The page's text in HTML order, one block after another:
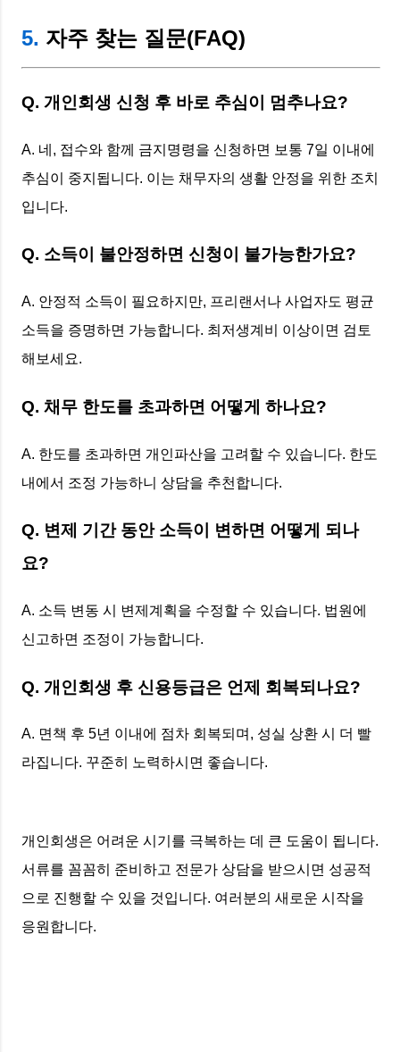
5. 자주 찾는 질문(FAQ)
Q. 개인회생 신청 후 바로 추심이 멈추나요?
A. 네, 접수와 함께 금지명령을 신청하면 보통 7일 이내에
추심이 중지됩니다. 이는 채무자의 생활 안정을 위한 조치
입니다.
Q. 소득이 불안정하면 신청이 불가능한가요?
A. 안정적 소득이 필요하지만, 프리랜서나 사업자도 평균
소득을 증명하면 가능합니다. 최저생계비 이상이면 검토
해보세요.
Q. 채무 한도를 초과하면 어떻게 하나요?
A. 한도를 초과하면 개인파산을 고려할 수 있습니다. 한도
내에서 조정 가능하니 상담을 추천합니다.
Q. 변제 기간 동안 소득이 변하면 어떻게 되나
요?
A. 소득 변동 시 변제계획을 수정할 수 있습니다. 법원에
신고하면 조정이 가능합니다.
Q. 개인회생 후 신용등급은 언제 회복되나요?
A. 면책 후 5년 이내에 점차 회복되며, 성실 상환 시 더 빨
라집니다. 꾸준히 노력하시면 좋습니다.
개인회생은 어려운 시기를 극복하는 데 큰 도움이 됩니다.
서류를 꼼꼼히 준비하고 전문가 상담을 받으시면 성공적
으로 진행할 수 있을 것입니다. 여러분의 새로운 시작을
응원합니다.